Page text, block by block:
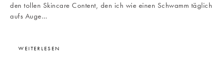
den tollen Skincare Content, den ich wie einen Schwamm täglich
aufs Auge…
WEITERLESEN